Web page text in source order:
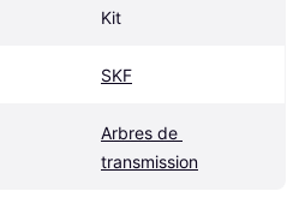
Kit
SKF
Arbres de
transmission